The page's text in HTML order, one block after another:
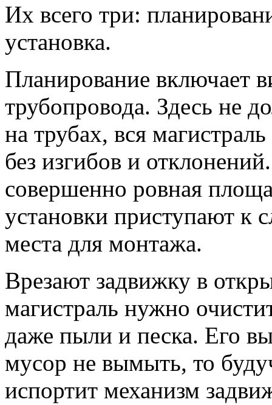
Их всего три:
установка.
Планирование включает
трубопровода. Здесь не
на трубах, вся
без изгибов и
совершенно ровная
установки приступают к
места для монтажа.
Врезают задвижку в
магистраль нужно
даже пыли и песка. Его
мусор не вымыть, то
испортит механизм